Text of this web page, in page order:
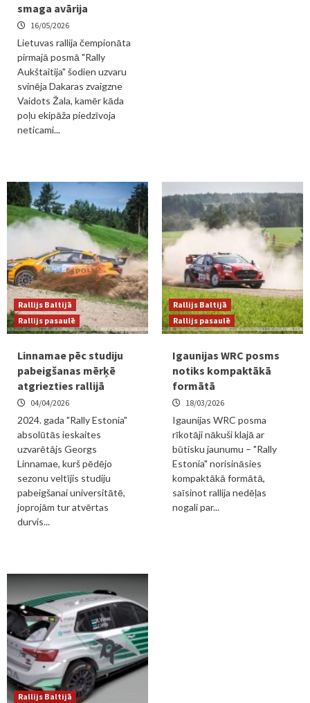
smaga avārija
16/05/2026
Lietuvas rallija čempionāta
pirmajā posmā "Rally
Aukštaitija" šodien uzvaru
svinēja Dakaras zvaigzne
Vaidots Žala, kamēr kāda
poļu ekipāža piedzīvoja
neticami...
Rallijs Baltijā
Rallijs pasaulē
Linnamae pēc studiju
pabeigšanas mērķē
atgriezties rallijā
04/04/2026
2024. gada "Rally Estonia"
absolūtās ieskaites
uzvarētājs Georgs
Linnamae, kurš pēdējo
sezonu veltījis studiju
pabeigšanai universitātē,
joprojām tur atvērtas
durvis...
Rallijs Baltijā
Rallijs pasaulē
Igaunijas WRC posms
notiks kompaktākā
formātā
18/03/2026
Igaunijas WRC posma
rīkotāji nākuši klajā ar
būtisku jaunumu – "Rally
Estonia" norisināsies
kompaktākā formātā,
saīsinot rallija nedēļas
nogali par...
Rallijs Baltijā